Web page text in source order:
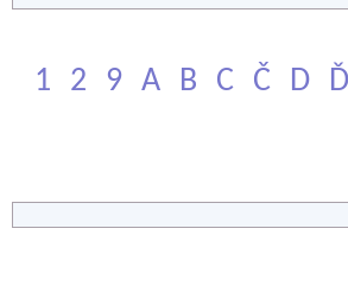
1 2 9 A B C Č D Ď